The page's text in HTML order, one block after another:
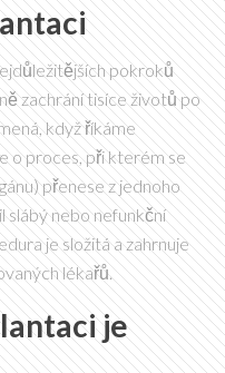
pokroků
zachrání tisíce životů po
když říkáme
o proces, při kterém se
přenese z jednoho
slábý nebo nefunkční
je složitá a zahrnuje
lékařů.
je